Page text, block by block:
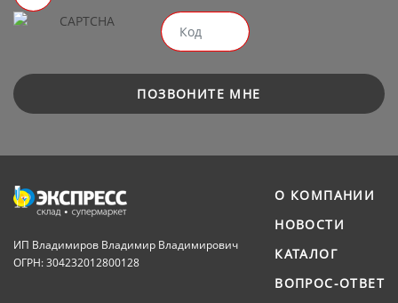
ПОЗВОНИТЕ МНЕ
ИП Владимиров Владимир Владимирович
ОГРН: 304232012800128
О КОМПАНИИ
НОВОСТИ
КАТАЛОГ
ВОПРОС-ОТВЕТ